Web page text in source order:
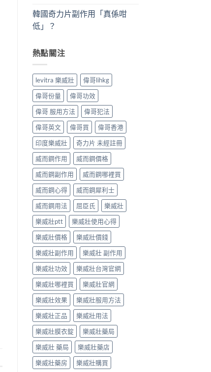
韓國奇力片副作用「真係咁
低」？
熱點關注
levitra 樂威壯
偉哥lihkg
偉哥份量
偉哥功效
偉哥 服用方法
偉哥犯法
偉哥英文
偉哥買
偉哥香港
印度樂威壯
奇力片 未經註冊
威而鋼作用
威而鋼價格
威而鋼副作用
威而鋼哪裡買
威而鋼心得
威而鋼犀利士
威而鋼用法
屈臣氏
樂威壯
樂威壯ptt
樂威壯使用心得
樂威壯價格
樂威壯價錢
樂威壯副作用
樂威壯 副作用
樂威壯功效
樂威壯台灣官網
樂威壯哪裡買
樂威壯官網
樂威壯效果
樂威壯服用方法
樂威壯正品
樂威壯用法
樂威壯膜衣錠
樂威壯藥局
樂威壯 藥局
樂威壯藥店
樂威壯藥房
樂威壯購買